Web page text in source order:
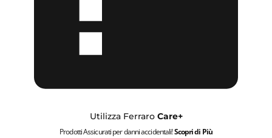
Utilizza Ferraro Care+
Prodotti Assicurati per danni accidentali!Scopri di Più